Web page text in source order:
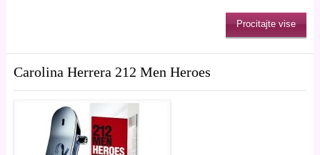
Procitajte vise
Carolina Herrera 212 Men Heroes